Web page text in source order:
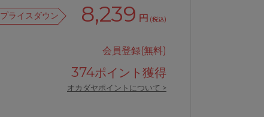
プライスダウン 8,239 円 (税込)
会員登録(無料)
374ポイント獲得
オカダヤポイントについて >